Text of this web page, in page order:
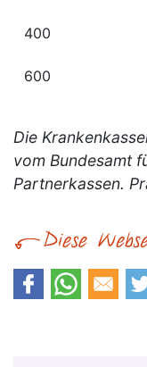
400
600
Die
vom Bundesamt
Partnerkassen.